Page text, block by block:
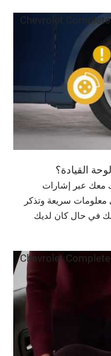
القيادة؟
عبر إشارات
سريعة وتذكر
في حال كان لديك